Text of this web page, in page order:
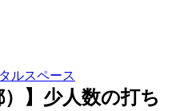
ルスペース
）】少人数の打ち